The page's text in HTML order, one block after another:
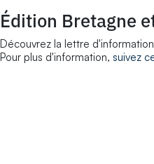
Édition Bretagne
Découvrez la lettre
Pour plus d'information, suivez